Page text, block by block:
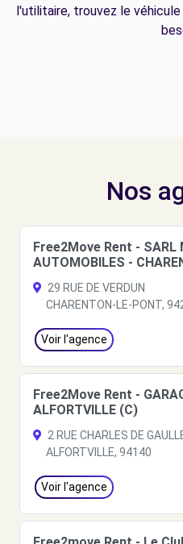
l'utilitaire, trouvez le
Nos
Free2Move Rent - SARL
AUTOMOBILES -
29 RUE DE VERDUN
CHARENTON-LE-PONT,
Voir l'agence
Free2Move Rent -
ALFORTVILLE (C)
2 RUE CHARLES DE
ALFORTVILLE, 94140
Voir l'agence